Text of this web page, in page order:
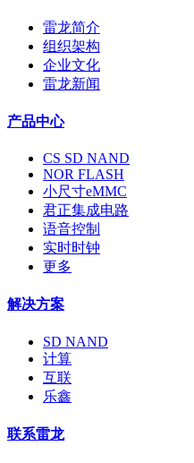
雷龙简介
组织架构
企业文化
雷龙新闻
产品中心
CS SD NAND
NOR FLASH
小尺寸eMMC
君正集成电路
语音控制
实时时钟
更多
解决方案
SD NAND
计算
互联
乐鑫
联系雷龙